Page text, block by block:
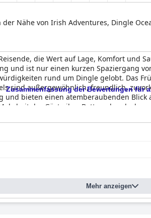
Nähe von Irish Adventures, Dingle
die Wert auf Lage, Komfort und
und ist nur einen kurzen Spaziergang
rund um Dingle gelobt. Das
sind außergewöhnlich, freundlich,
bieten einen atemberaubenden
der Gäste ihre Betten als sehr
Alles in allem ist das
Zusammenfassung der Bewertungen für
Mehr anzeigen